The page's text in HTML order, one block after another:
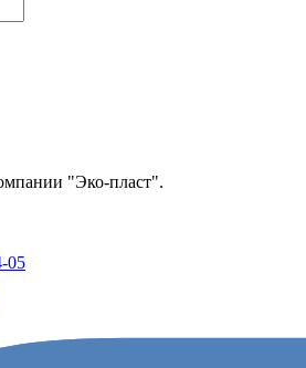
"Эко-пласт".
05